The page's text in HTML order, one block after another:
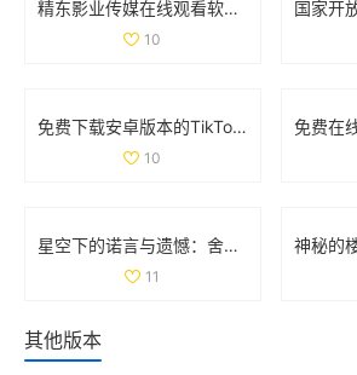
精东影业传媒在线观看软件的独特优势及使用体验分析
10
免费下载安卓版本的TikTok应用程序指南与使用技巧
10
星空下的诺言与遗憾：舍不得的爱与失去的瞬间
11
其他版本